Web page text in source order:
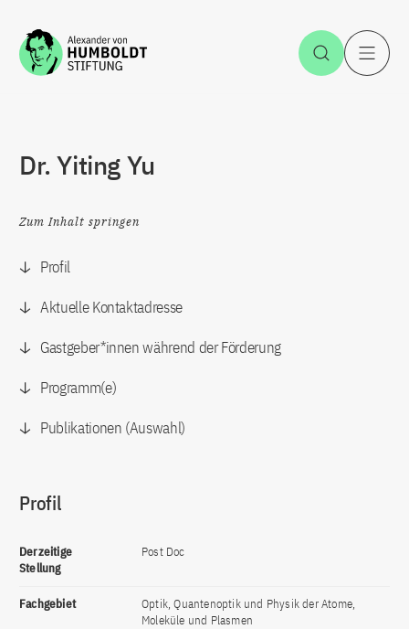
Zum Inhalt springen Suche
Dr. Yiting Yu
Zum Inhalt springen
Profil
Aktuelle Kontaktadresse
Gastgeber*innen während der Förderung
Programm(e)
Publikationen (Auswahl)
Profil
Derzeitige
Stellung
Post Doc
Fachgebiet
Optik, Quantenoptik und Physik der Atome,
Moleküle und Plasmen